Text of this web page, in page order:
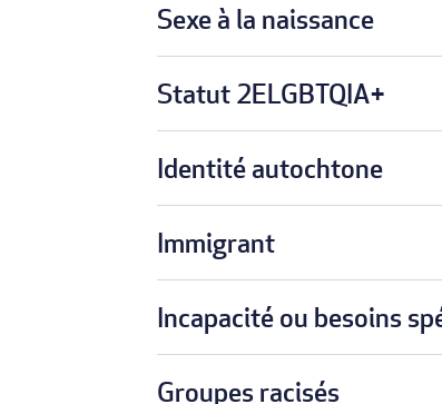
Sexe à la naissance
Statut 2ELGBTQIA+
Identité autochtone
Immigrant
Incapacité ou besoins
Groupes racisés